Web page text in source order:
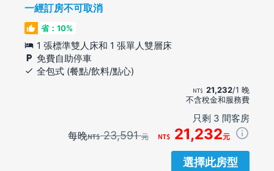
一經訂房不可取消
省：10%
1 張標準雙人床和 1 張單人雙層床
免費自助停車
全包式 (餐點/飲料/點心)
21,232/1 晚
不含稅金和服務費
只剩 3 間客房
每晚 23,591元 21,232元
選擇此房型